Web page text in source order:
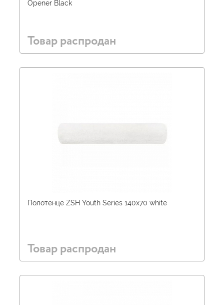
Opener Black
Товар распродан
Полотенце ZSH Youth Series 140х70 white
Товар распродан